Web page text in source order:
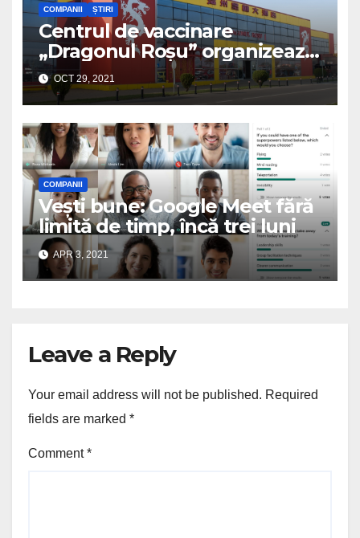
COMPANII ȘTIRI
Centrul de vaccinare
„Dragonul Roșu” organizează
tombolă cu premiu o mașină!
OCT 29, 2021
COMPANII
Vești bune: Google Meet fără
limită de timp, încă trei luni
APR 3, 2021
Leave a Reply
Your email address will not be published. Required
fields are marked *
Comment*